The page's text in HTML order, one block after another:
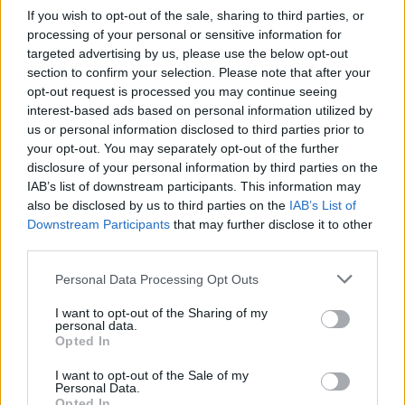
If you wish to opt-out of the sale, sharing to third parties, or
processing of your personal or sensitive information for
targeted advertising by us, please use the below opt-out
section to confirm your selection. Please note that after your
opt-out request is processed you may continue seeing
interest-based ads based on personal information utilized by
us or personal information disclosed to third parties prior to
your opt-out. You may separately opt-out of the further
disclosure of your personal information by third parties on the
IAB’s list of downstream participants. This information may
also be disclosed by us to third parties on the IAB’s List of
Downstream Participants that may further disclose it to other
Personal Data Processing Opt Outs
I want to opt-out of the Sharing of my
personal data.
Opted In
I want to opt-out of the Sale of my
Personal Data.
nejbohatší květenou české části Krkonoš.
Léčivky v ohrožení
V Čertově zahrádce byl zaznamenán dokonce i výskyt
rozchodnice růžové, které se ne náhodou přezdívaná
horský žen-šen. Tato nízká kompaktní tučnolistá rostlina s
mnoha drobnými kvítky je považována na léčivku s
rozsáhlými účinky. Její léčivá síla se dotýká nemocí jater,
psychického stavu, popálenin, imunity a dokonce i sexuální
vitality. Díky tomu se rozchodnice těšila takovému zájmu,
že sběr v minulosti prakticky zapříčinil v České republice
její vymizení. V Čertově zahrádce byla potvrzena ještě
počátkem 20. století, poté vymizela a dnes je považována
za rostlinu kriticky ohroženou. Výsostné postavení mezi
Její léčivé síly jsou známy i dnes a využívá se především
k ohroženým druhům a je chráněna zákonem. Hojně
vyhledávanými byly i hořce. Asi nejznámější, hořec žlutý,
nacházel a dodnes nachází využití při podpoře krvetvorby
a odstranění zažívacích potíží. Další rostlinka, andělika, má
opravdu široký záběr: obecně podporuje organismus po